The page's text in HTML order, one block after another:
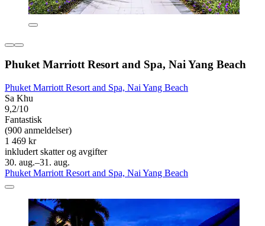
Phuket Marriott Resort and Spa, Nai Yang Beach
Phuket Marriott Resort and Spa, Nai Yang Beach
Sa Khu
9,2/10
Fantastisk
(900 anmeldelser)
1 469 kr
inkludert skatter og avgifter
30. aug.–31. aug.
Phuket Marriott Resort and Spa, Nai Yang Beach